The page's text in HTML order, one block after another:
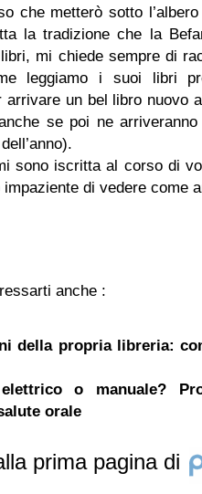
che metterò sotto l’albero
la tradizione che la
mi chiede sempre di
leggiamo i suoi libri
arrivare un bel libro nuovo
se poi ne arriveranno
sono iscritta al corso di
impaziente di vedere come
anche :
della propria libreria:
elettrico o manuale?
orale
prima pagina di